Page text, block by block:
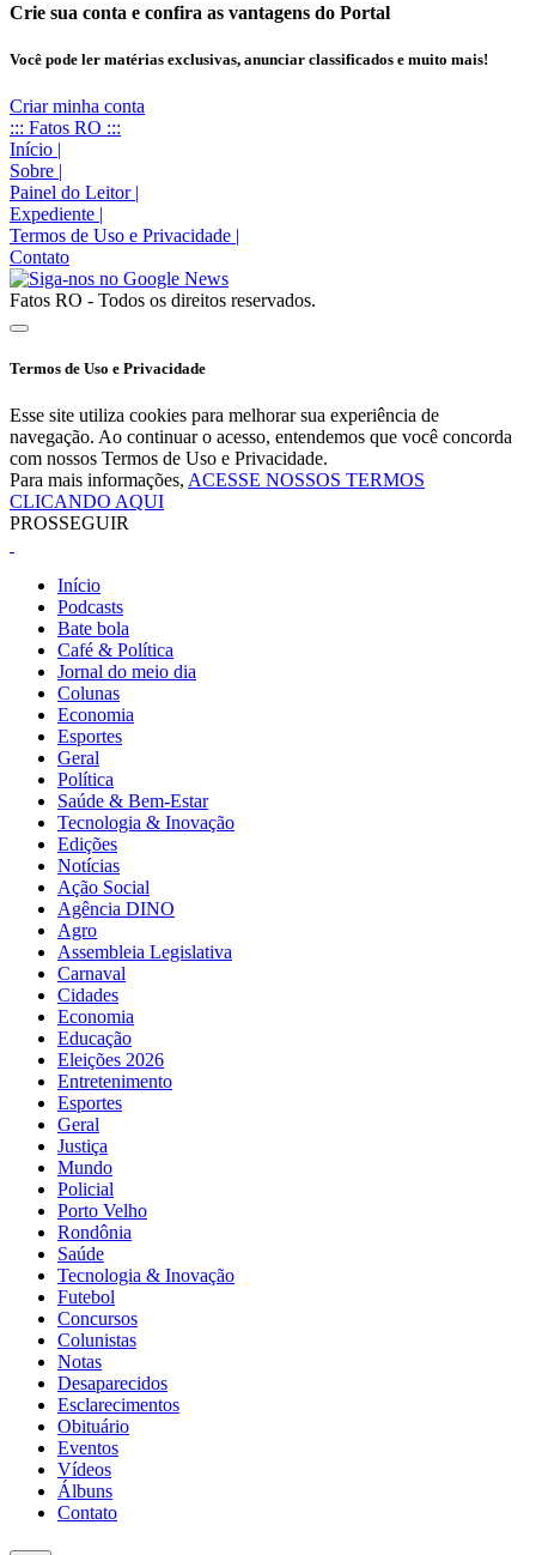
Crie sua conta e confira as vantagens do Portal
Você pode ler matérias exclusivas, anunciar classificados e muito mais!
Criar minha conta
::: Fatos RO :::
Início |
Sobre |
Painel do Leitor |
Expediente |
Termos de Uso e Privacidade |
Contato
Fatos RO - Todos os direitos reservados.
Termos de Uso e Privacidade
Esse site utiliza cookies para melhorar sua experiência de
navegação. Ao continuar o acesso, entendemos que você concorda
com nossos Termos de Uso e Privacidade.
Para mais informações, ACESSE NOSSOS TERMOS
CLICANDO AQUI
PROSSEGUIR
Início
Podcasts
Bate bola
Café & Política
Jornal do meio dia
Colunas
Economia
Esportes
Geral
Política
Saúde & Bem-Estar
Tecnologia & Inovação
Edições
Notícias
Ação Social
Agência DINO
Agro
Assembleia Legislativa
Carnaval
Cidades
Economia
Educação
Eleições 2026
Entretenimento
Esportes
Geral
Justiça
Mundo
Policial
Porto Velho
Rondônia
Saúde
Tecnologia & Inovação
Futebol
Concursos
Colunistas
Notas
Desaparecidos
Esclarecimentos
Obituário
Eventos
Vídeos
Álbuns
Contato